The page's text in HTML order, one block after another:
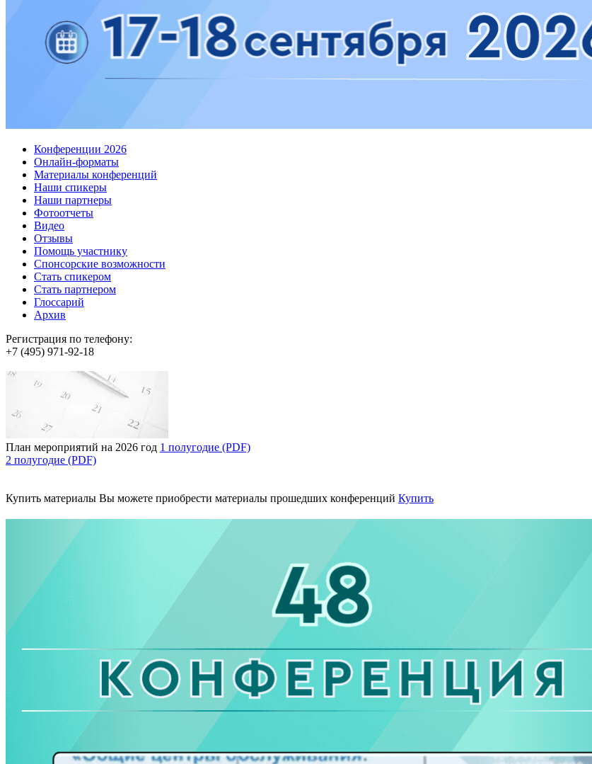
Конференции 2026
Онлайн-форматы
Материалы конференций
Наши спикеры
Наши партнеры
Фотоотчеты
Видео
Отзывы
Помощь участнику
Спонсорские возможности
Стать спикером
Стать партнером
Глоссарий
Архив
Регистрация по телефону:
+7 (495) 971-92-18
План мероприятий на 2026 год 1 полугодие (PDF)
2 полугодие (PDF)
Купить материалы Вы можете приобрести материалы прошедших конференций Купить